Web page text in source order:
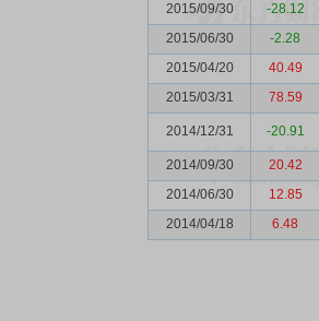
2015/09/30
-28.12
2015/06/30
-2.28
2015/04/20
40.49
2015/03/31
78.59
2014/12/31 -20.91
2014/09/30 20.42
2014/06/30
12.85
2014/04/18
6.48